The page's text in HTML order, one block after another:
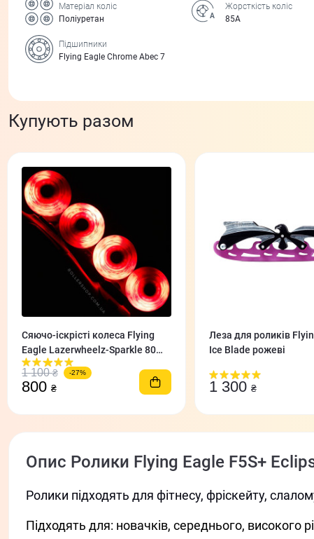
Матеріал коліс
Поліуретан
Жорсткість коліс
85А
Підшипники
Flying Eagle Chrome Abec 7
Купують разом
Сяючо-іскрісті колеса Flying
Eagle Lazerwheelz-Sparkle 80
мм/88A 4 шт червоні
1 100₴ -27%
800 ₴
Леза для роликів
Ice Blade рожеві
1 300 ₴
Опис Ролики Flying Eagle F5S+
Ролики підходять для фітнесу, фріскейту,
Підходять для: новачків, середнього, високого